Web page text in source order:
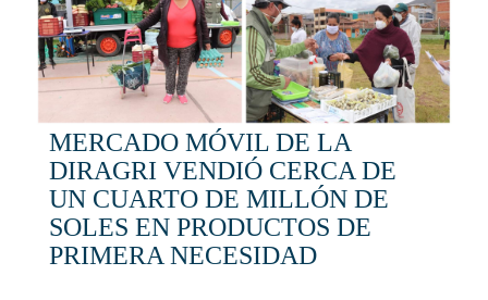
MERCADO MÓVIL DE LA
DIRAGRI VENDIÓ CERCA DE
UN CUARTO DE MILLÓN DE
SOLES EN PRODUCTOS DE
PRIMERA NECESIDAD